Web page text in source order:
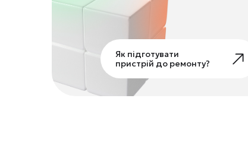
Як підготувати
пристрій до ремонту?